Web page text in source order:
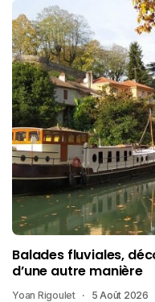
Balades fluviales,
d’une autre manière
Yoan Rigoulet 5 Août 2026